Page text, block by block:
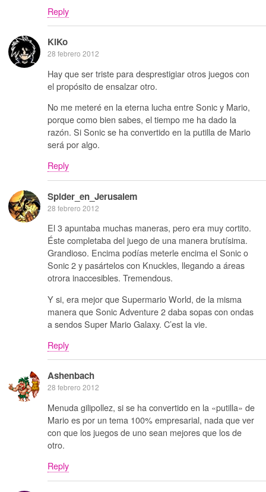
Reply
KiKo
28 febrero 2012
Hay que ser triste para desprestigiar otros juegos con
el propósito de ensalzar otro.
No me meteré en la eterna lucha entre Sonic y Mario,
porque como bien sabes, el tiempo me ha dado la
razón. Si Sonic se ha convertido en la putilla de Mario
será por algo.
Reply
Spider_en_Jerusalem
28 febrero 2012
El 3 apuntaba muchas maneras, pero era muy cortito.
Éste completaba del juego de una manera brutísima.
Grandioso. Encima podías meterle encima el Sonic o
Sonic 2 y pasártelos con Knuckles, llegando a áreas
otrora inaccesibles. Tremendous.
Y si, era mejor que Supermario World, de la misma
manera que Sonic Adventure 2 daba sopas con ondas
a sendos Super Mario Galaxy. C’est la vie.
Reply
Ashenbach
28 febrero 2012
Menuda gilipollez, si se ha convertido en la «putilla» de
Mario es por un tema 100% empresarial, nada que ver
con que los juegos de uno sean mejores que los de
otro.
Reply